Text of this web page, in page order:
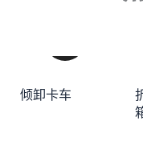
倾卸卡车
添加到购物车